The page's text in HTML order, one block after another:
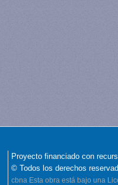
Proyecto financiado con
© Todos los derechos
cbna Esta obra está bajo una